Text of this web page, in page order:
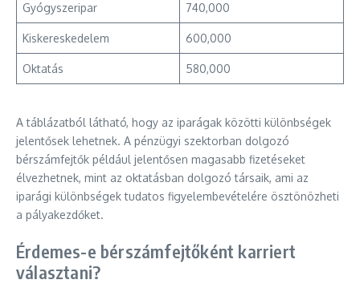
Gyógyszeripar 740,000
Kiskereskedelem 600,000
Oktatás 580,000
A táblázatból látható, hogy az iparágak közötti különbségek
jelentősek lehetnek. A pénzügyi szektorban dolgozó
bérszámfejtők például jelentősen magasabb fizetéseket
élvezhetnek, mint az oktatásban dolgozó társaik, ami az
iparági különbségek tudatos figyelembevételére ösztönözheti
a pályakezdőket.
Érdemes-e bérszámfejtőként karriert
választani?